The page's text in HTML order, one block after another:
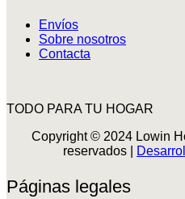
Envíos
Sobre nosotros
Contacta
TODO PARA TU HOGAR
Copyright © 2024 Lowin
reservados |
Páginas legales